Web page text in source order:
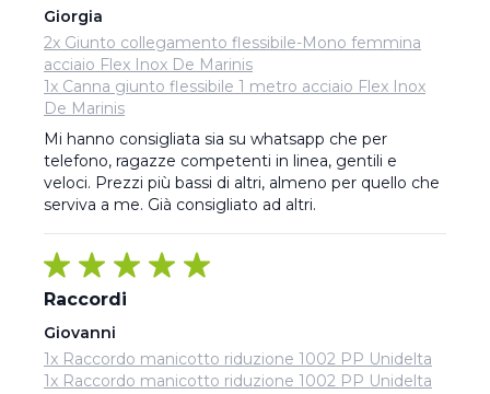
Giorgia
2x Giunto collegamento flessibile-Mono femmina
acciaio Flex Inox De Marinis
1x Canna giunto flessibile 1 metro acciaio Flex Inox
De Marinis
Mi hanno consigliata sia su whatsapp che per
telefono, ragazze competenti in linea, gentili e
veloci. Prezzi più bassi di altri, almeno per quello che
serviva a me. Già consigliato ad altri.
Raccordi
Giovanni
1x Raccordo manicotto riduzione 1002 PP Unidelta
1x Raccordo manicotto riduzione 1002 PP Unidelta